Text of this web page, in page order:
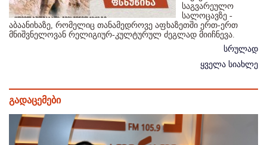
საგვარეულო
სალოცავზე -
აბაანიხაზე, რომელიც თანამედროვე აფხაზეთში ერთ-ერთ
მნიშვნელოვან რელიგიურ-კულტურულ ძეგლად მიიჩნევა.
სრულად
ყველა სიახლე
გადაცემები